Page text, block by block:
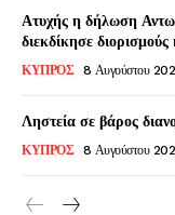
Ατυχής η δήλωση
διεκδίκησε
ΚΥΠΡΟΣ 8 Αυγούστου
Ληστεία σε βάρος
ΚΥΠΡΟΣ 8 Αυγούστου